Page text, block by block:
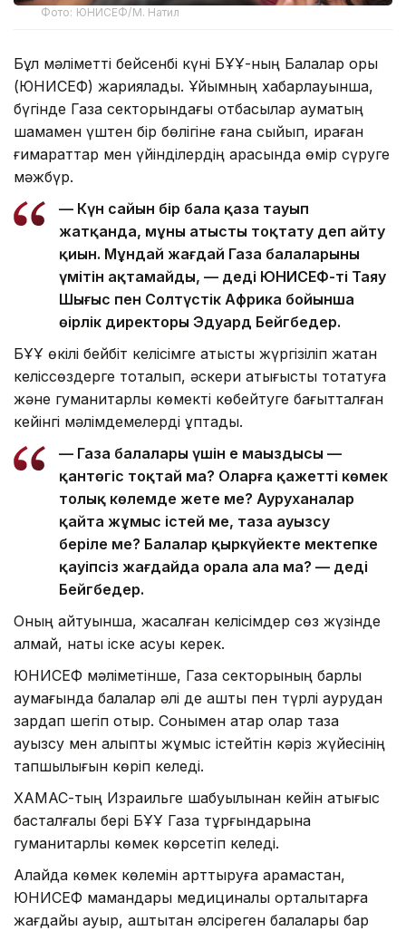
Фото: ЮНИСЕФ/М. Натил
Бұл мәліметті бейсенбі күні БҰҰ-ның Балалар қоры
(ЮНИСЕФ) жариялады. Ұйымның хабарлауынша,
бүгінде Газа секторындағы отбасылар аумақтың
шамамен үштен бір бөлігіне ғана сыйып, қираған
ғимараттар мен үйінділердің арасында өмір сүруге
мәжбүр.
— Күн сайын бір бала қаза тауып
жатқанда, мұны атысты тоқтату деп айту
қиын. Мұндай жағдай Газа балаларының
үмітін ақтамайды, — деді ЮНИСЕФ-тің Таяу
Шығыс пен Солтүстік Африка бойынша
өңірлік директоры Эдуард Бейгбедер.
БҰҰ өкілі бейбіт келісімге қатысты жүргізіліп жатқан
келіссөздерге тоқталып, әскери қақтығысты тоқтатуға
және гуманитарлық көмекті көбейтуге бағытталған
кейінгі мәлімдемелерді құптады.
— Газа балалары үшін ең маңыздысы —
қантөгіс тоқтай ма? Оларға қажетті көмек
толық көлемде жете ме? Ауруханалар
қайта жұмыс істей ме, таза ауызсу
беріле ме? Балалар қыркүйекте мектепке
қауіпсіз жағдайда орала ала ма? — деді
Бейгбедер.
Оның айтуынша, жасалған келісімдер сөз жүзінде
қалмай, нақты іске асуы керек.
ЮНИСЕФ мәліметінше, Газа секторының барлық
аумағында балалар әлі де аштық пен түрлі аурудан
зардап шегіп отыр. Сонымен қатар олар таза
ауызсу мен қалыпты жұмыс істейтін кәріз жүйесінің
тапшылығын көріп келеді.
ХАМАС-тың Израильге шабуылынан кейін қақтығыс
басталғалы бері БҰҰ Газа тұрғындарына
гуманитарлық көмек көрсетіп келеді.
Алайда көмек көлемін арттыруға қарамастан,
ЮНИСЕФ мамандары медициналық орталықтарға
жағдайы ауыр, аштықтан әлсіреген балалары бар